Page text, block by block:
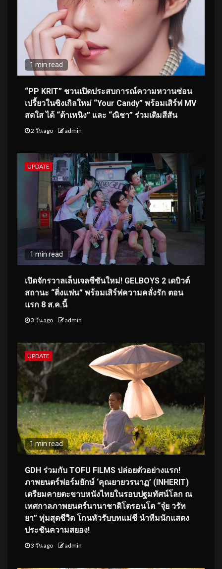
1 min read
“PP KRIT” ชวนเปิดประสบการณ์ความหวานซ่อน
เปรี้ยวในซิงเกิลใหม่ “Your Candy” พร้อมเสิร์ฟ MV
สดใส ได้ “ต้าเหนิง” และ “ณิชา” ร่วมเติมสีสัน
2 วัน ago admin
UPDATE
1 min read
เปิดจักรวาลเล็บเจลซีซันใหม่! GELBOYS 2 เดบิวต์
สถานะ “ติ่งแฟน” พร้อมเสิร์ฟความคลั่งรัก ตอน
แรก 8 ส.ค.นี้
3 วัน ago admin
UPDATE
1 min read
GDH ร่วมกับ TOFU FILMS ปล่อยตัวอย่างแรก!
ภาพยนตร์ฟอร์มยักษ์ ‘คุณยายวรนาฏ’ (INHERIT)
เตรียมคายตะขาบหนังไทยในรอบปฐมทัศน์โลก ณ
เทศกาลภาพยนตร์นานาชาติโตรอนโต “จุ๋ย วรัท
ยา” ทุ่มสุดชีวิต โกนหัวรับบทแม่ชี นำทีมนักแสดง
ประชันความสยอง!
3 วัน ago admin